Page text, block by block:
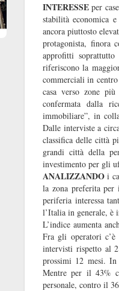
INTERESSE per
stabilità economica
ancora piuttosto
protagonista, finora
approfitti
riferiscono la
commerciali in
casa verso zone
confermata dalla
immobiliare”, in
Dalle interviste a
classifica delle città
grandi città della
investimento per gli
ANALIZZANDO i
la zona preferita
periferia interessa
l’Italia in generale, è
L’indice aumenta
Fra gli operatori
intervisti rispetto al
prossimi 12 mesi.
Mentre per il 43%
personale, contro il